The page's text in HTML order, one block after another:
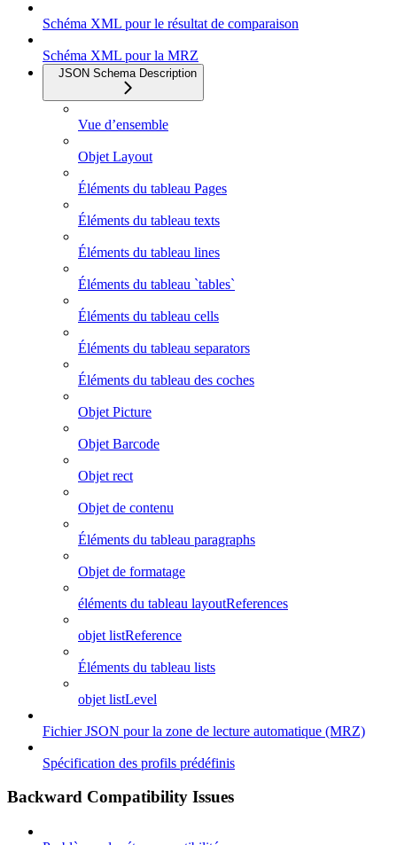
Schéma XML pour le résultat de comparaison
Schéma XML pour la MRZ
JSON Schema Description
Vue d’ensemble
Objet Layout
Éléments du tableau Pages
Éléments du tableau texts
Éléments du tableau lines
Éléments du tableau `tables`
Éléments du tableau cells
Éléments du tableau separators
Éléments du tableau des coches
Objet Picture
Objet Barcode
Objet rect
Objet de contenu
Éléments du tableau paragraphs
Objet de formatage
éléments du tableau layoutReferences
objet listReference
Éléments du tableau lists
objet listLevel
Fichier JSON pour la zone de lecture automatique (MRZ)
Spécification des profils prédéfinis
Backward Compatibility Issues